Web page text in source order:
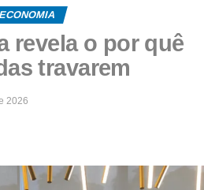
ECONOMIA
revela o por quê
travarem
2026